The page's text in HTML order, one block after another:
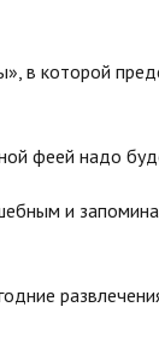
в которой
феей надо
и